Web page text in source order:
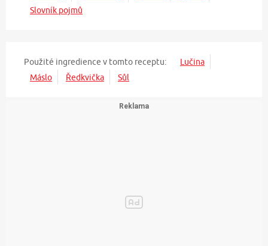
Slovník pojmů
Použité ingredience v tomto receptu:
Lučina
Máslo
Ředkvička Sůl